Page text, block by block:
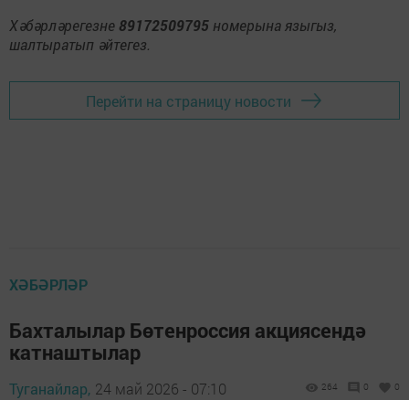
Хәбәрләрегезне 89172509795 номерына языгыз,
шалтыратып әйтегез.
Перейти на страницу новости
ХӘБӘРЛӘР
Бахталылар Бөтенроссия акциясендә
катнаштылар
Туганайлар, 24 май 2026 - 07:10 264 0 0